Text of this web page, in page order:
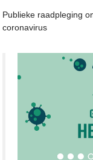
Publieke raadpleging
coronavirus